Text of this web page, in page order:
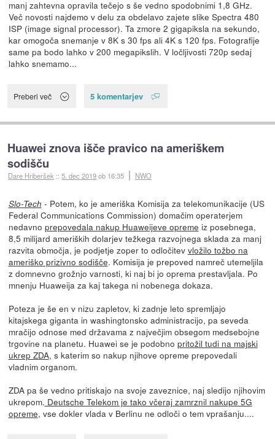
manj zahtevna opravila tečejo s še vedno spodobnimi 1,8 GHz.
Več novosti najdemo v delu za obdelavo zajete slike Spectra 480
ISP (image signal processor). Ta zmore 2 gigapiksla na sekundo,
kar omogoča snemanje v 8K s 30 fps ali 4K s 120 fps. Fotografije
same pa bodo lahko v 200 megapikslih. V ločljivosti 720p sedaj
lahko snemamo...
Preberi več 5 komentarjev
Huawei znova išče pravico na ameriškem
sodišču
Dare Hriberšek ::5. dec 2019ob 16:35 NWO
Slo-Tech - Potem, ko je ameriška Komisija za telekomunikacije (US
Federal Communications Commission) domačim operaterjem
nedavno prepovedala nakup Huaweijeve opreme iz posebnega,
8,5 milijard ameriških dolarjev težkega razvojnega sklada za manj
razvita območja, je podjetje zoper to odločitev vložilo tožbo na
ameriško prizivno sodišče. Komisija je prepoved namreč utemeljila
z domnevno grožnjo varnosti, ki naj bi jo oprema prestavljala. Po
mnenju Huaweija za kaj takega ni nobenega dokaza.
Poteza je še en v nizu zapletov, ki zadnje leto spremljajo
kitajskega giganta in washingtonsko administracijo, pa seveda
mračijo odnose med državama z največjim obsegom medsebojne
trgovine na planetu. Huawei se je podobno pritožil tudi na majski
ukrep ZDA, s katerim so nakup njihove opreme prepovedali
vladnim organom.
ZDA pa še vedno pritiskajo na svoje zaveznice, naj sledijo njihovim
ukrepom. Deutsche Telekom je tako včeraj zamrznil nakupe 5G
opreme, vse dokler vlada v Berlinu ne odloči o tem vprašanju....